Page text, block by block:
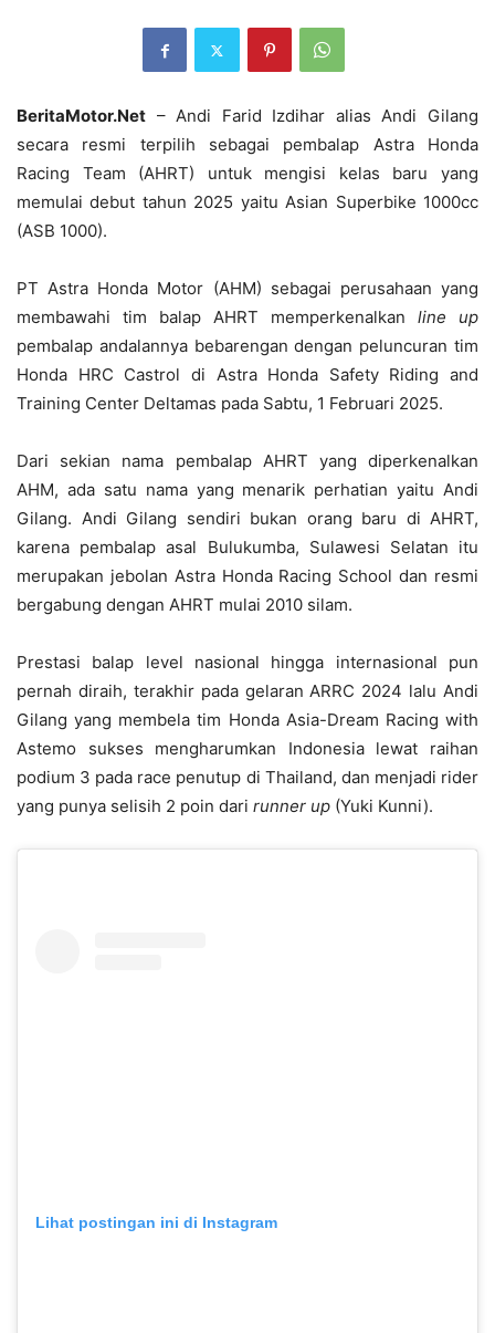
BeritaMotor.Net – Andi Farid Izdihar alias Andi Gilang
secara resmi terpilih sebagai pembalap Astra Honda
Racing Team (AHRT) untuk mengisi kelas baru yang
memulai debut tahun 2025 yaitu Asian Superbike 1000cc
(ASB 1000).
PT Astra Honda Motor (AHM) sebagai perusahaan yang
membawahi tim balap AHRT memperkenalkan line up
pembalap andalannya bebarengan dengan peluncuran tim
Honda HRC Castrol di Astra Honda Safety Riding and
Training Center Deltamas pada Sabtu, 1 Februari 2025.
Dari sekian nama pembalap AHRT yang diperkenalkan
AHM, ada satu nama yang menarik perhatian yaitu Andi
Gilang. Andi Gilang sendiri bukan orang baru di AHRT,
karena pembalap asal Bulukumba, Sulawesi Selatan itu
merupakan jebolan Astra Honda Racing School dan resmi
bergabung dengan AHRT mulai 2010 silam.
Prestasi balap level nasional hingga internasional pun
pernah diraih, terakhir pada gelaran ARRC 2024 lalu Andi
Gilang yang membela tim Honda Asia-Dream Racing with
Astemo sukses mengharumkan Indonesia lewat raihan
podium 3 pada race penutup di Thailand, dan menjadi rider
yang punya selisih 2 poin dari runner up (Yuki Kunni).
Lihat postingan ini di Instagram